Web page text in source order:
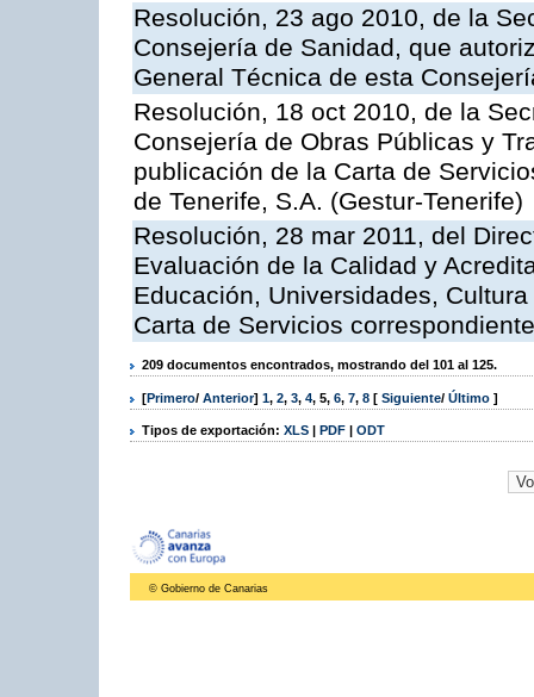
Resolución, 23 ago 2010, de la
Consejería de Sanidad, que
General Técnica de esta
Resolución, 18 oct 2010, de la
Consejería de Obras Públicas y
publicación de la Carta de
de Tenerife, S.A. (Gestur-Tenerife)
Resolución, 28 mar 2011, del
Evaluación de la Calidad y
Educación, Universidades,
Carta de Servicios
209 documentos encontrados, mostrando del 101 al 125.
[Primero/ Anterior] 1, 2, 3, 4, 5, 6, 7, 8 [ Siguiente/ Último ]
Tipos de exportación: XLS | PDF | ODT
© Gobierno de Canarias